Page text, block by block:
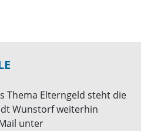
Thema Elterngeld steht die
Wunstorf weiterhin
unter